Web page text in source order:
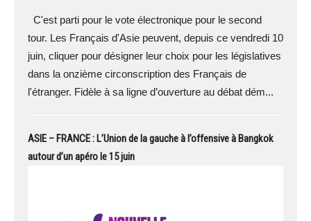
C'est parti pour le vote électronique pour le second
tour. Les Français d'Asie peuvent, depuis ce vendredi 10
juin, cliquer pour désigner leur choix pour les législatives
dans la onzième circonscription des Français de
l'étranger. Fidèle à sa ligne d’ouverture au débat dém...
ASIE – FRANCE : L’Union de la gauche à l’offensive à Bangkok
autour d’un apéro le 15 juin